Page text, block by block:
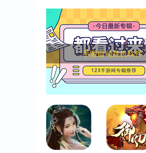
手游自动挂机软件